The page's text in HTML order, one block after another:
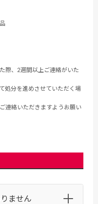
際、2週間以上ご連絡がいた
処分を進めさせていただく場
連絡いただきますようお願い
ません